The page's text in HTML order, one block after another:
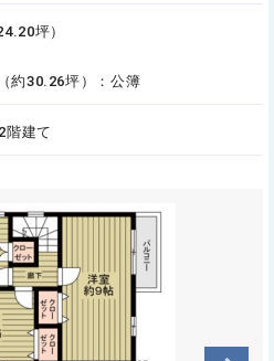
坪）
約30.26坪）：公簿
階建て